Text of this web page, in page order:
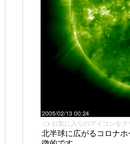
👈 お気に入りのアイコンをク
北半球に広がるコロナ